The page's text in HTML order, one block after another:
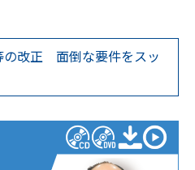
改正 面倒な要件をスッ